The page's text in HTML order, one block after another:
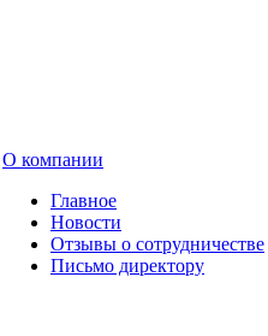
О компании
Главное
Новости
Отзывы о сотрудничестве
Письмо директору